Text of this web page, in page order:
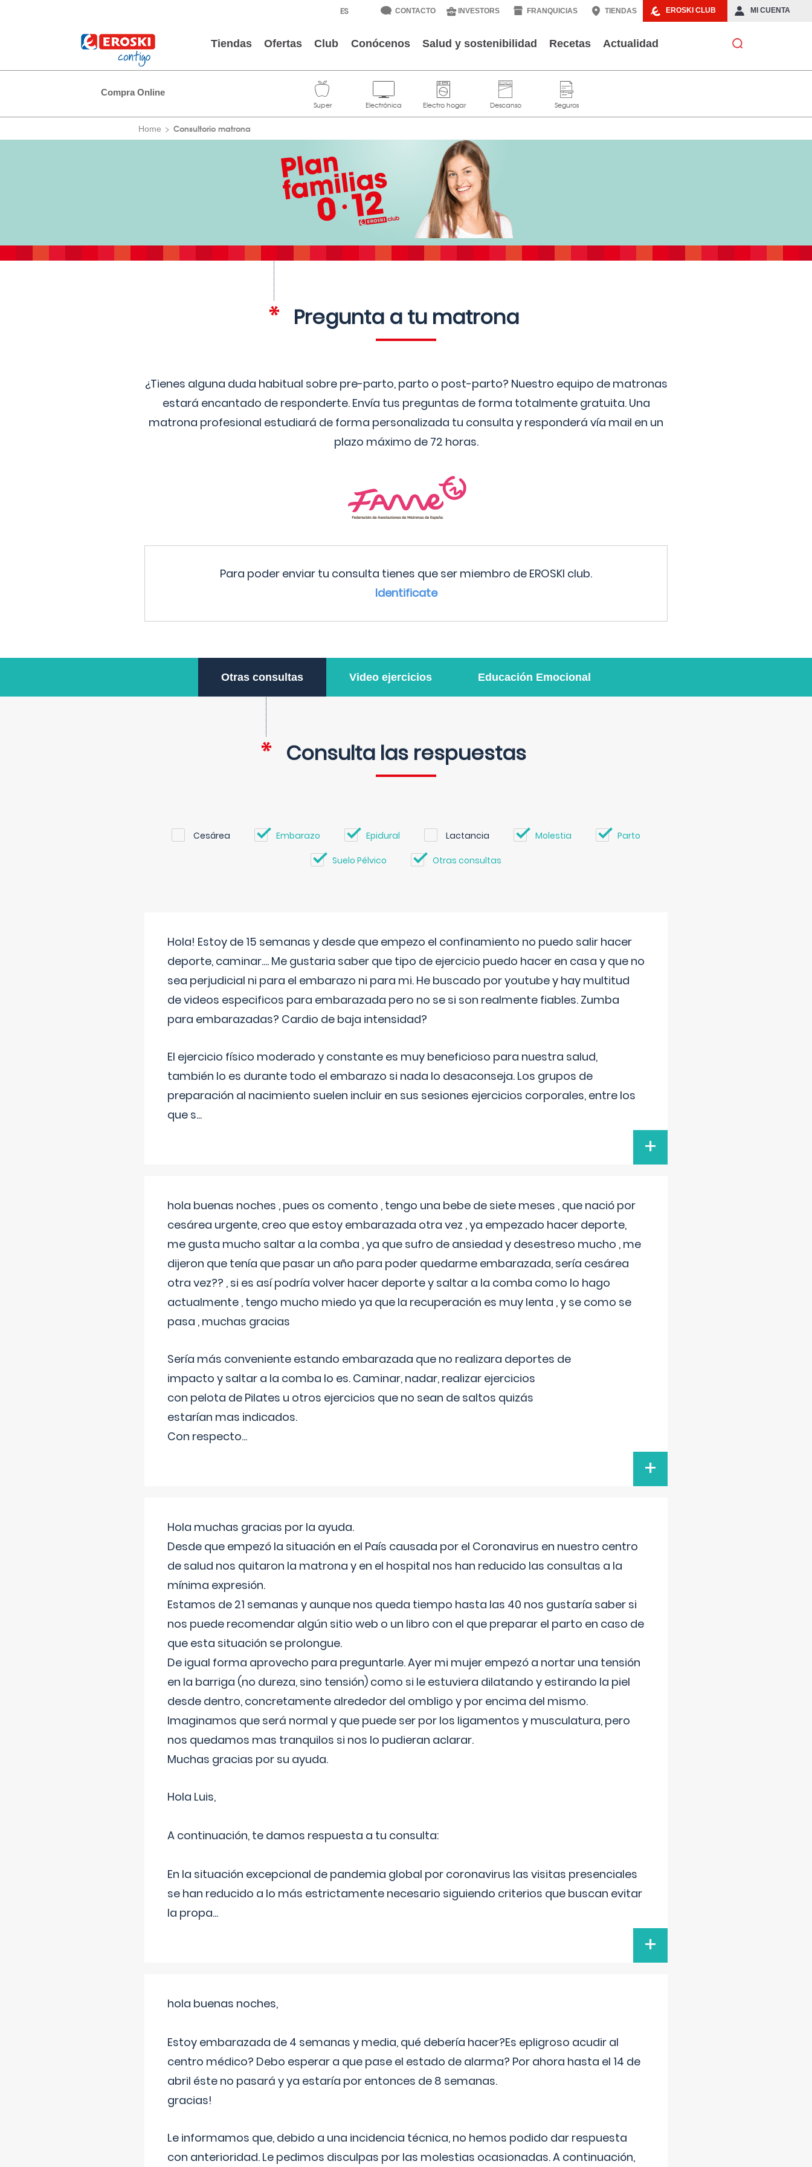
EROSKI CLUB MI CUENTA
CONTACTO INVESTORS FRANQUICIAS TIENDAS
Tiendas Ofertas Club Conócenos Salud y sostenibilidad Recetas Actualidad
Compra Online
Home Consultorio matrona
Pregunta a tu matrona
¿Tienes alguna duda habitual sobre pre-parto, parto o post-parto? Nuestro equipo de matronas
estará encantado de responderte. Envía tus preguntas de forma totalmente gratuita. Una
matrona profesional estudiará de forma personalizada tu consulta y responderá vía mail en un
plazo máximo de 72 horas.
Para poder enviar tu consulta tienes que ser miembro de EROSKI club.
Identificate
Otras consultas Video ejercicios Educación Emocional
Consulta las respuestas
Cesárea Embarazo Epidural Lactancia Molestia Parto
Suelo Pélvico Otras consultas
Hola! Estoy de 15 semanas y desde que empezo el confinamiento no puedo salir hacer
deporte, caminar.... Me gustaria saber que tipo de ejercicio puedo hacer en casa y que no
sea perjudicial ni para el embarazo ni para mi. He buscado por youtube y hay multitud
de videos especificos para embarazada pero no se si son realmente fiables. Zumba
para embarazadas? Cardio de baja intensidad?
El ejercicio físico moderado y constante es muy beneficioso para nuestra salud,
también lo es durante todo el embarazo si nada lo desaconseja. Los grupos de
preparación al nacimiento suelen incluir en sus sesiones ejercicios corporales, entre los
que s...
+
hola buenas noches , pues os comento , tengo una bebe de siete meses , que nació por
cesárea urgente, creo que estoy embarazada otra vez , ya empezado hacer deporte,
me gusta mucho saltar a la comba , ya que sufro de ansiedad y desestreso mucho , me
dijeron que tenía que pasar un año para poder quedarme embarazada, sería cesárea
otra vez?? , si es así podría volver hacer deporte y saltar a la comba como lo hago
actualmente , tengo mucho miedo ya que la recuperación es muy lenta , y se como se
pasa , muchas gracias
Sería más conveniente estando embarazada que no realizara deportes de
impacto y saltar a la comba lo es. Caminar, nadar, realizar ejercicios
con pelota de Pilates u otros ejercicios que no sean de saltos quizás
estarían mas indicados.
Con respecto...
+
Hola muchas gracias por la ayuda.
Desde que empezó la situación en el País causada por el Coronavirus en nuestro centro
de salud nos quitaron la matrona y en el hospital nos han reducido las consultas a la
mínima expresión.
Estamos de 21 semanas y aunque nos queda tiempo hasta las 40 nos gustaría saber si
nos puede recomendar algún sitio web o un libro con el que preparar el parto en caso de
que esta situación se prolongue.
De igual forma aprovecho para preguntarle. Ayer mi mujer empezó a nortar una tensión
en la barriga (no dureza, sino tensión) como si le estuviera dilatando y estirando la piel
desde dentro, concretamente alrededor del ombligo y por encima del mismo.
Imaginamos que será normal y que puede ser por los ligamentos y musculatura, pero
nos quedamos mas tranquilos si nos lo pudieran aclarar.
Muchas gracias por su ayuda.
Hola Luis,
A continuación, te damos respuesta a tu consulta:
En la situación excepcional de pandemia global por coronavirus las visitas presenciales
se han reducido a lo más estrictamente necesario siguiendo criterios que buscan evitar
la propa...
+
hola buenas noches,
Estoy embarazada de 4 semanas y media, qué debería hacer?Es epligroso acudir al
centro médico? Debo esperar a que pase el estado de alarma? Por ahora hasta el 14 de
abril éste no pasará y ya estaría por entonces de 8 semanas.
gracias!
Le informamos que, debido a una incidencia técnica, no hemos podido dar respuesta
con anterioridad. Le pedimos disculpas por las molestias ocasionadas. A continuación,